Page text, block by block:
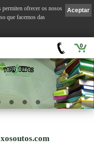
0
Aceptar
permiten ofrecer os nosos
que facemos das